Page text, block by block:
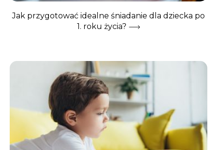
Jak przygotować idealne śniadanie dla dziecka po
1. roku życia?